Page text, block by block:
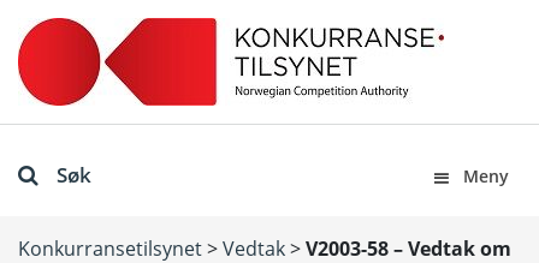
Søk Meny
Konkurransetilsynet>Vedtak>V2003-58 – Vedtak om